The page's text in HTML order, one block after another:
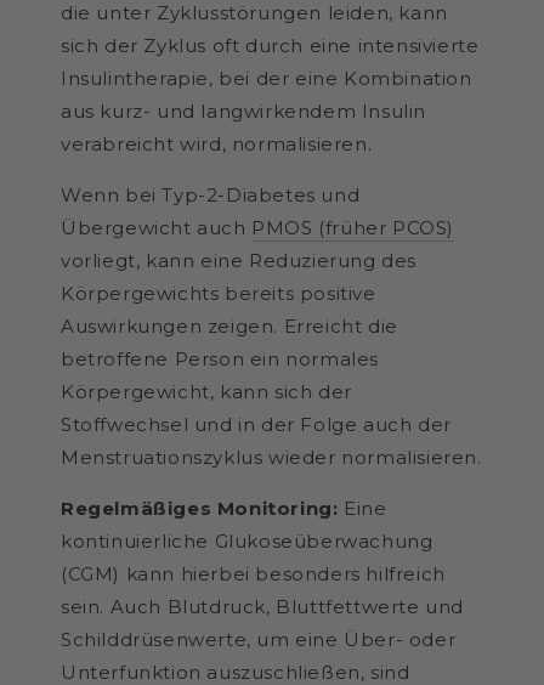
die unter Zyklusstörungen leiden, kann
sich der Zyklus oft durch eine intensivierte
Insulintherapie, bei der eine Kombination
aus kurz- und langwirkendem Insulin
verabreicht wird, normalisieren.
Wenn bei Typ-2-Diabetes und
Übergewicht auch PMOS (früher PCOS)
vorliegt, kann eine Reduzierung des
Körpergewichts bereits positive
Auswirkungen zeigen. Erreicht die
betroffene Person ein normales
Körpergewicht, kann sich der
Stoffwechsel und in der Folge auch der
Menstruationszyklus wieder normalisieren.
Regelmäßiges Monitoring: Eine
kontinuierliche Glukoseüberwachung
(CGM) kann hierbei besonders hilfreich
sein. Auch Blutdruck, Bluttfettwerte und
Schilddrüsenwerte, um eine Über- oder
Unterfunktion auszuschließen, sind